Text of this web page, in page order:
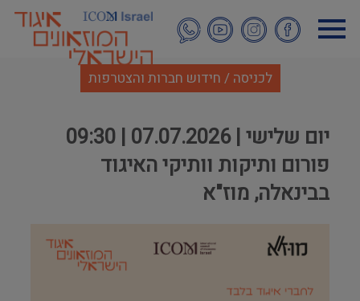
לתוכן
העיקרי
לכניסה / חידוש חברות והצטרפות
יום שלישי | 07.07.2026 | 09:30
פורום ותיקות וותיקי האיגוד
בבינאלה, מוז"א